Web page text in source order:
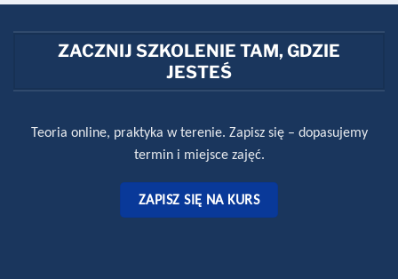
ZACZNIJ SZKOLENIE TAM, GDZIE
JESTEŚ
Teoria online, praktyka w terenie. Zapisz się – dopasujemy
termin i miejsce zajęć.
ZAPISZ SIĘ NA KURS